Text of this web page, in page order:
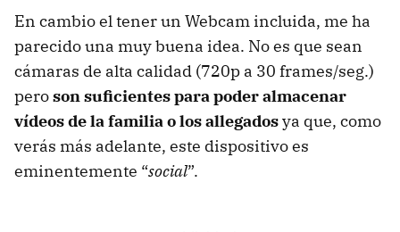
En cambio el tener un Webcam incluida, me ha
parecido una muy buena idea. No es que sean
cámaras de alta calidad (720p a 30 frames/seg.)
peroson suficientes para poder almacenar
vídeos de la familia o los allegadosya que, como
verás más adelante, este dispositivo es
eminentemente “social”.